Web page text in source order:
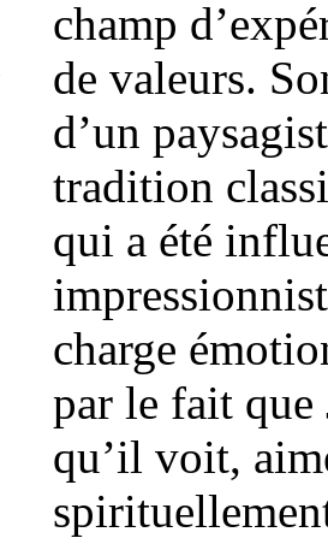
champ
de valeurs.
d’un
tradition
qui a été
charge
par le fait
qu’il voit,